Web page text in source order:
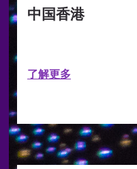
中国香港
了解更多